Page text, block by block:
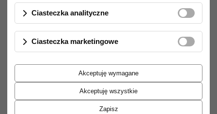
1 x RCA bypass bez regulacji głośności
do wykorzystania jako końcówka mocy
np. w układzie kina domowego
1 x USB B (opcjonalnie)
Zniekształcenia: ≤ 1%
Czułość wejściowa:
AUX1 – AUX4: ≤ 240mV
Bypass: ≤ 500mV
Ciasteczka analityczne
Ciasteczka marketingowe
Akceptuję wymagane
Akceptuję wszystkie
Zapisz